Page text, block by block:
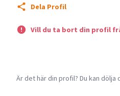
Dela Profil
Vill du ta bort din profil
Är det här din profil? Du kan dölja